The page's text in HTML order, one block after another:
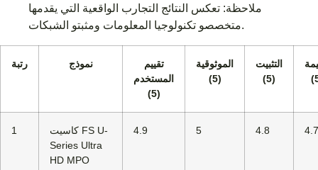
ملاحظة: تعكس النتائج التجارب الواقعية التي يقدمها
متخصصو تكنولوجيا المعلومات ومثبتو الشبكات.
رتبة نموذج
تقييم
المستخدم
(5)
الموثوقية
(5)
التثبيت
(5)
1
كاسيت FS U-
Series Ultra
HD MPO
4.9 5 4.8 4.7